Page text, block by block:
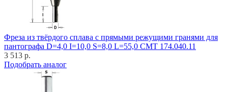
Фреза из твёрдого сплава с прямыми режущими гранями для
пантографа D=4,0 I=10,0 S=8,0 L=55,0 CMT 174.040.11
3 513 р.
Подобрать аналог